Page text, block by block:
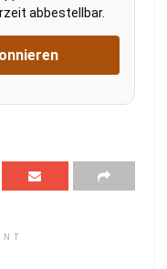
abbestellbar.